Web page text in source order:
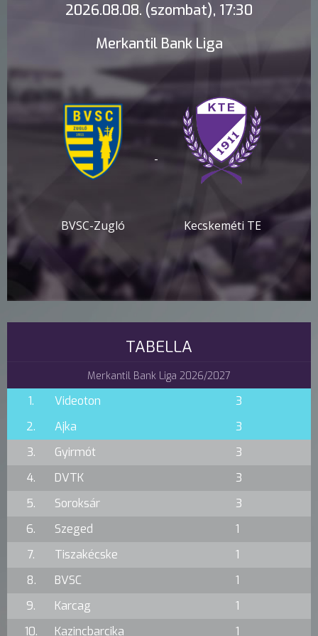
2026.08.08. (szombat), 17:30
Merkantil Bank Liga
BVSC-Zugló
-
Kecskeméti TE
TABELLA
Merkantil Bank Liga 2026/2027
1. Videoton
3
2.
Ajka
3
3.
Gyirmót
3
4.
DVTK
3
5.
Soroksár
3
6.
Szeged
1
7.
Tiszakécske
1
8.
BVSC
1
9.
Karcag
1
10.
Kazincbarcika 1